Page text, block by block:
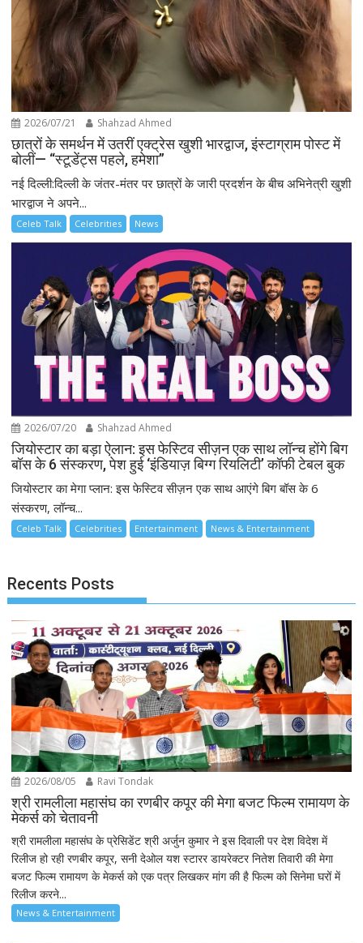
2026/07/21 Shahzad Ahmed
छात्रों के समर्थन में उतरीं एक्ट्रेस खुशी भारद्वाज, इंस्टाग्राम पोस्ट में
बोलीं— “स्टूडेंट्स पहले, हमेशा”
नई दिल्ली:दिल्ली के जंतर-मंतर पर छात्रों के जारी प्रदर्शन के बीच अभिनेत्री खुशी
भारद्वाज ने अपने...
Celeb Talk Celebrities News
2026/07/20 Shahzad Ahmed
जियोस्टार का बड़ा ऐलान: इस फेस्टिव सीज़न एक साथ लॉन्च होंगे बिग
बॉस के 6 संस्करण, पेश हुई ‘इंडियाज़ बिग्ग रियलिटी’ कॉफी टेबल बुक
जियोस्टार का मेगा प्लान: इस फेस्टिव सीज़न एक साथ आएंगे बिग बॉस के 6
संस्करण, लॉन्च...
Celeb Talk Celebrities Entertainment News & Entertainment
Recents Posts
2026/08/05 Ravi Tondak
श्री रामलीला महासंघ का रणबीर कपूर की मेगा बजट फिल्म रामायण के
मेकर्स को चेतावनी
श्री रामलीला महासंघ के प्रेसिडेंट श्री अर्जुन कुमार ने इस दिवाली पर देश विदेश में
रिलीज हो रही रणबीर कपूर, सनी देओल यश स्टारर डायरेक्टर नितेश तिवारी की मेगा
बजट फिल्म रामायण के मेकर्स को एक पत्र लिखकर मांग की है फिल्म को सिनेमा घरों में
रिलीज करने...
News & Entertainment